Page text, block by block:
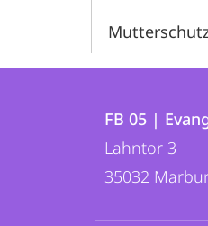
Informationen
FB
05
FB 05 |
Lahntor 3
35032